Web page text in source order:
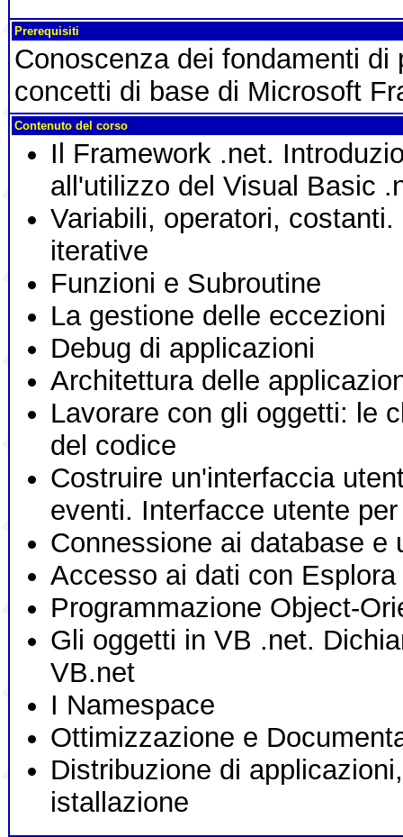
Prerequisiti
Conoscenza dei fondamenti di
concetti di base di Microsoft
Contenuto del corso
Il Framework .net.
all'utilizzo del Visual Basic
Variabili, operatori,
iterative
Funzioni e Subroutine
La gestione delle eccezioni
Debug di applicazioni
Architettura delle
Lavorare con gli oggetti: le
del codice
Costruire un'interfaccia
eventi. Interfacce utente
Connessione ai database e
Accesso ai dati con
Programmazione Object-
Gli oggetti in VB .net.
VB.net
I Namespace
Ottimizzazione e
Distribuzione di
istallazione